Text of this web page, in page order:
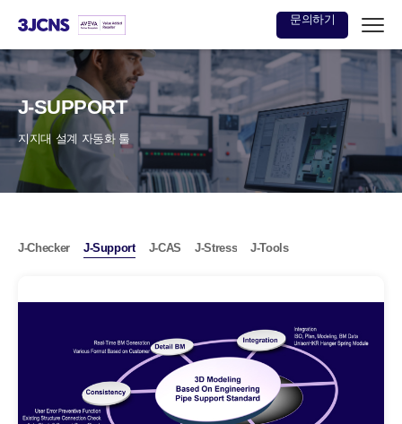
본문
바로가기
문의하기
J-SUPPORT
지지대 설계 자동화 툴
J-Checker J-Support J-CAS J-Stress J-Tools